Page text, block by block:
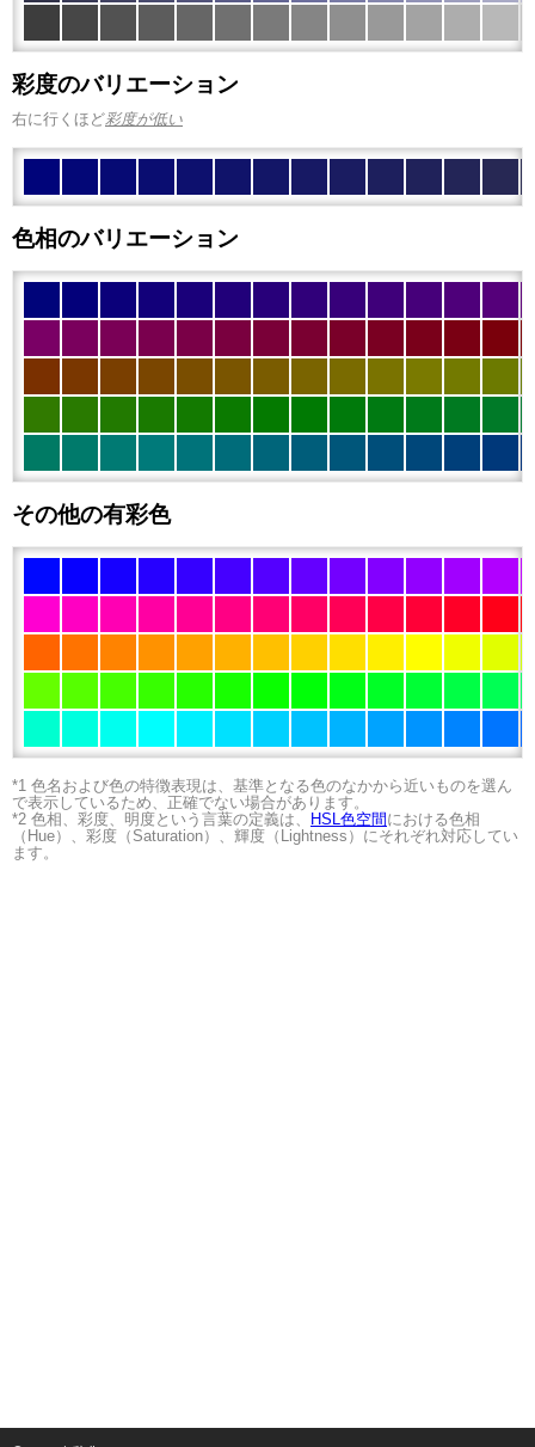
彩度のバリエーション
右に行くほど彩度が低い
色相のバリエーション
その他の有彩色
*1 色名および色の特徴表現は、基準となる色のなかから近いものを選ん
で表示しているため、正確でない場合があります。
*2 色相、彩度、明度という言葉の定義は、
HSL色空間 における色相
（Hue）、彩度（Saturation）、輝度（Lightness）にそれぞれ対応してい
ます。